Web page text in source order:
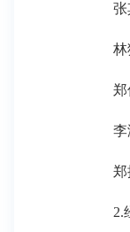
张
林
郑
李
郑
2.经